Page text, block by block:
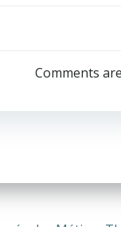
Comments